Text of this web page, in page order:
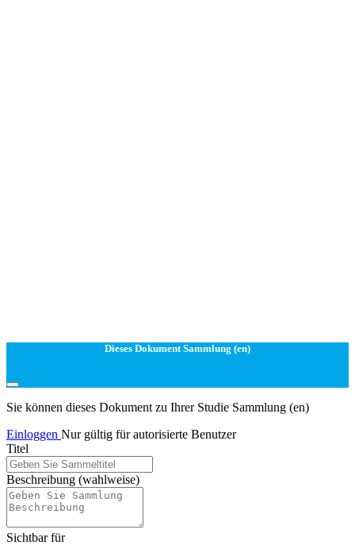
Dieses Dokument Sammlung (en)
Sie können dieses Dokument zu Ihrer Studie Sammlung (en)
Einloggen Nur gültig für autorisierte Benutzer
Titel
Beschreibung (wahlweise)
Sichtbar für